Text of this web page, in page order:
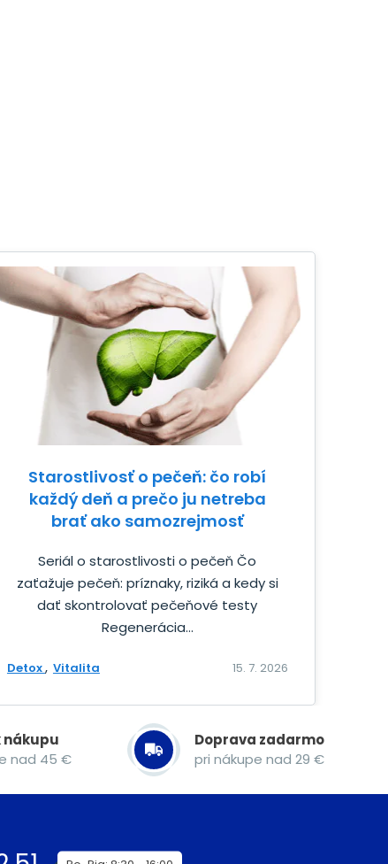
Starostlivosť o pečeň: čo robí
každý deň a prečo ju netreba
brať ako samozrejmosť
Seriál o starostlivosti o pečeň Čo
zaťažuje pečeň: príznaky, riziká a kedy si
dať skontrolovať pečeňové testy
Regenerácia...
Detox Vitalita 15. 7. 2026
nákupu
nad 45 €
Doprava zadarmo
pri nákupe nad 29 €